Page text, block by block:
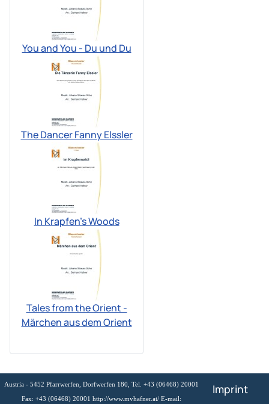
You and You - Du und Du
The Dancer Fanny Elssler
In Krapfen's Woods
Tales from the Orient -
Märchen aus dem Orient
Austria - 5452 Pfarrwerfen, Dorfwerfen 180, Tel. +43 (06468) 20001
Fax: +43 (06468) 20001 http://www.mvhafner.at/ E-mail:
Imprint